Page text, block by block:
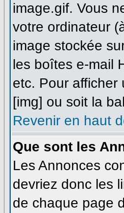
image.gif. Vous
votre ordinateur
image stockée
les boîtes e-mail
etc. Pour afficher
[img] ou soit la
Revenir en haut
Que sont les
Les Annonces
devriez donc les
de chaque page